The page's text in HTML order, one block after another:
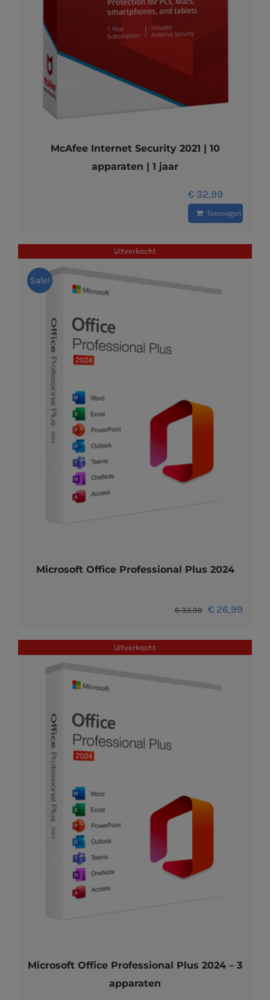
McAfee Internet Security 2021 | 10
apparaten | 1 jaar
€ 32,99
Toevoegen aan
Uitverkocht
Sale!
Microsoft Office Professional Plus 2024
€33,99
was:
€ 33,99.
€ 26,99
is:
€
Uitverkocht
Microsoft Office Professional Plus 2024 – 3
apparaten